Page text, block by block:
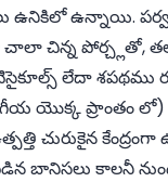
ఉన్నాయి. పర్వత
చిన్న పోర్చ్లతో,
లేదా శపథము
యొక్క ప్రాంతం లో) 1
చురుకైన
బానిసలు కాలనీ